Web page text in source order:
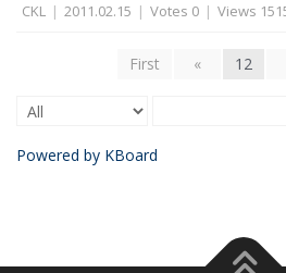
CKL | 2011.02.15 | Votes 0 | Views
First « 12
Powered by KBoard